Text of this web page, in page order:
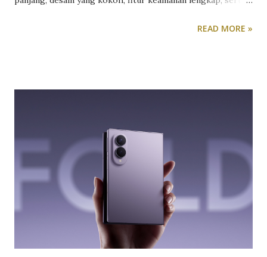
melihat kemampuannya secara langsung, tim redaksi
seperti membuka puluhan tab browser, mengolah dokumen,
mengedit spreadsheet, mengikuti rapat virtual, hingga
menjalankan berbagai aplikasi komunikasi secara
bersamaan. Hasilnya menunjukkan bahwa Asus ExpertBook
memang dirancang untuk memenuhi kebutuhan profesional
yang mengutamakan efisiensi dan stabilitas dibanding
sekadar mengejar angka benchmark. Desain Asus
ExpertBook langsung memberikan ke...
READ MORE »